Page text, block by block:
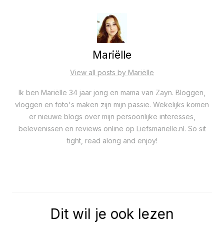
Mariëlle
View all posts by Mariëlle
Ik ben Mariëlle 34 jaar jong en mama van Zayn. Bloggen,
vloggen en foto's maken zijn mijn passie. Wekelijks komen
er nieuwe blogs over mijn persoonlijke interesses,
belevenissen en reviews online op Liefsmarielle.nl. So sit
tight, read along and enjoy!
Dit wil je ook lezen